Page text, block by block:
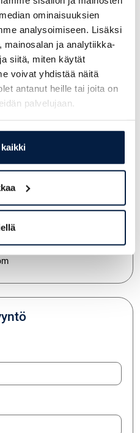
ominaisuuksien
analysoimiseen. Lisäksi
mainosalan ja analytiikka-
siitä, miten käytät
voivat yhdistää näitä
antanut heille tai joita on
palvelujaan.